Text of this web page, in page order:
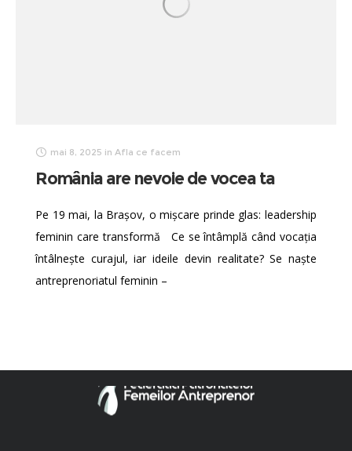
mai 8, 2025 in Afla ce facem
România are nevoie de vocea ta
Pe 19 mai, la Brașov, o mișcare prinde glas: leadership
feminin care transformă Ce se întâmplă când vocația
întâlnește curajul, iar ideile devin realitate? Se naște
antreprenoriatul feminin –